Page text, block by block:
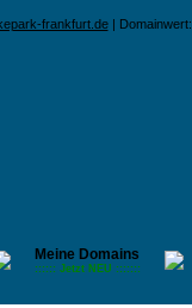
frankfurt.de| Domainwert:
Meine Domains
:::::: Jetzt NEU :::::::